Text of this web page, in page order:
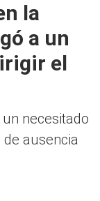
la
a un
el
necesitado
ausencia